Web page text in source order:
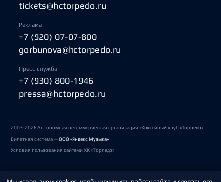
tickets@hctorpedo.ru
Реклама
+7 (920) 07-07-800
gorbunova@hctorpedo.ru
Пресс-служба
+7 (930) 800-1946
pressa@hctorpedo.ru
2003-2026 Автономная некоммерческая организация «Хоккейный клуб «Торпедо»
Билетная система —ООО «Яндекс Музыка»
Условия пользования сайтами ХК «Торпедо»